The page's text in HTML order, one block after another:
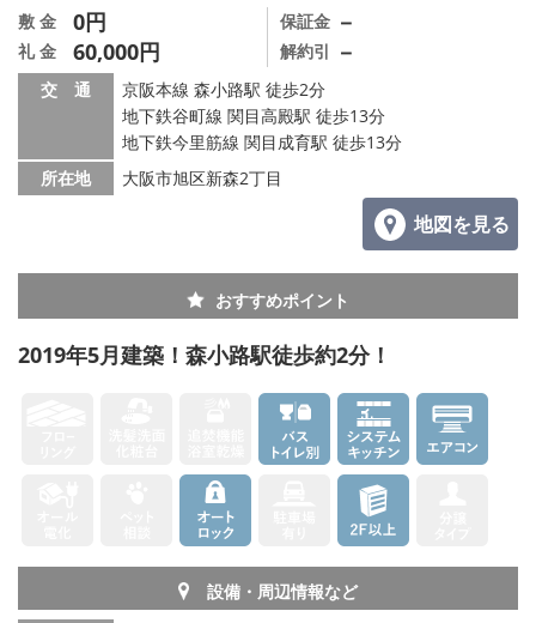
敷 金 0円
礼 金 60,000円
保証金 －
解約引 －
交 通
京阪本線 森小路駅 徒歩2分
地下鉄谷町線 関目高殿駅 徒歩13分
地下鉄今里筋線 関目成育駅 徒歩13分
所在地
大阪市旭区新森2丁目
地図を見る
おすすめポイント
2019年5月建築！森小路駅徒歩約2分！
設備・周辺情報など